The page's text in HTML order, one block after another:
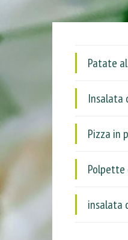
Patate
Insalata
Pizza in
Polpette
insalata